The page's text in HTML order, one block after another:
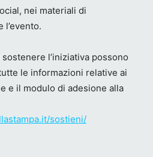
nei materiali di
l’evento.
l’iniziativa possono
le informazioni relative ai
e il modulo di adesione alla
sostieni/